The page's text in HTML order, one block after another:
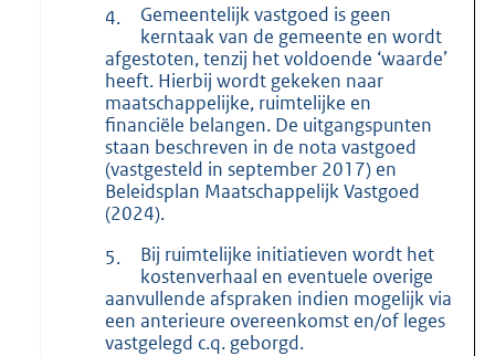
4.
Gemeentelijk vastgoed is geen
kerntaak van de gemeente en wordt
afgestoten, tenzij het voldoende ‘waarde’
heeft. Hierbij wordt gekeken naar
maatschappelijke, ruimtelijke en
financiële belangen. De uitgangspunten
staan beschreven in de nota vastgoed
(vastgesteld in september 2017) en
Beleidsplan Maatschappelijk Vastgoed
(2024).
5.
Bij ruimtelijke initiatieven wordt het
kostenverhaal en eventuele overige
aanvullende afspraken indien mogelijk via
een anterieure overeenkomst en/of leges
vastgelegd c.q. geborgd.